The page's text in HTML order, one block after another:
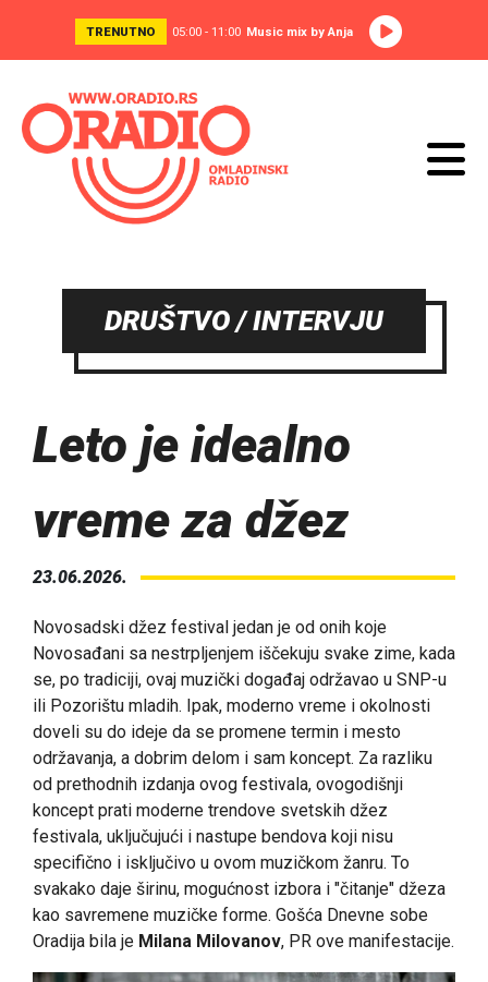
TRENUTNO 05:00 - 11:00 Music mix by Anja
DRUŠTVO / INTERVJU
Leto je idealno
vreme za džez
23.06.2026.
Novosadski džez festival jedan je od onih koje
Novosađani sa nestrpljenjem iščekuju svake zime, kada
se, po tradiciji, ovaj muzički događaj održavao u SNP-u
ili Pozorištu mladih. Ipak, moderno vreme i okolnosti
doveli su do ideje da se promene termin i mesto
održavanja, a dobrim delom i sam koncept. Za razliku
od prethodnih izdanja ovog festivala, ovogodišnji
koncept prati moderne trendove svetskih džez
festivala, uključujući i nastupe bendova koji nisu
specifično i isključivo u ovom muzičkom žanru. To
svakako daje širinu, mogućnost izbora i "čitanje" džeza
kao savremene muzičke forme. Gošća Dnevne sobe
Oradija bila je Milana Milovanov, PR ove manifestacije.